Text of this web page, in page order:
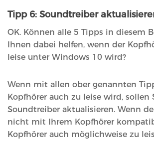
Tipp 6: Soundtreiber
OK. Können alle 5 Tipps in diesem
Ihnen dabei helfen, wenn der
leise unter Windows 10 wird?
Wenn mit allen ober genannten
Kopfhörer auch zu leise wird, sollen
Soundtreiber aktualisieren. Wenn
nicht mit Ihrem Kopfhörer
Kopfhörer auch möglichweise zu